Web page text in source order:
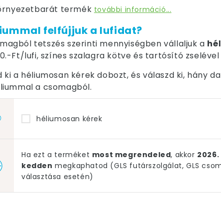
termék további információ...
felfújjuk a lufidat?
tetszés szerinti mennyiségben vállaljuk a
Ft/lufi, színes szalagra kötve és tartósító zselével
ki a héliumosan kérek dobozt, és válaszd ki, hány
a csomagból.
héliumosan kérek
Ha ezt a terméket most megrendeled, akkor 2026.
kedden megkaphatod (GLS futárszolgálat, GLS
választása esetén)